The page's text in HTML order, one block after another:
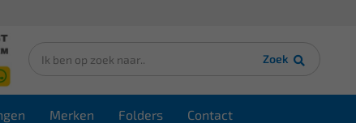
Zoek
Merken Folders Contact